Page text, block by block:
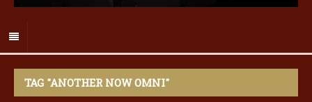
TAG "ANOTHER NOW OMNI"